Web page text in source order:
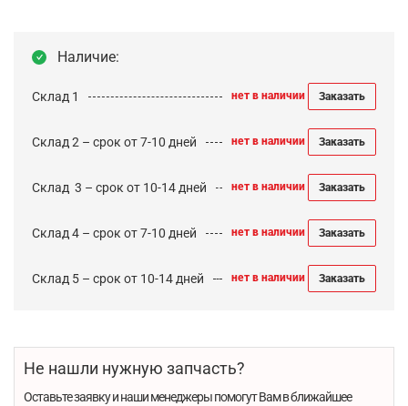
Наличие:
Склад 1 нет в наличии Заказать
Склад 2 – срок от 7-10 дней нет в наличии Заказать
Cклад 3 – срок от 10-14 дней нет в наличии Заказать
Склад 4 – срок от 7-10 дней нет в наличии Заказать
Склад 5 – срок от 10-14 дней нет в наличии Заказать
Не нашли нужную запчасть?
Оставьте заявку и наши менеджеры помогут Вам в ближайшее